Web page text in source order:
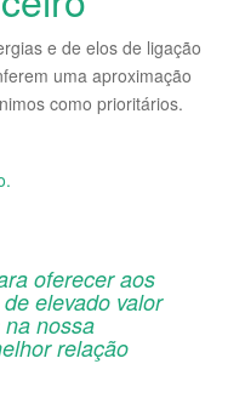
e de elos de ligação
uma aproximação
como prioritários.
oferecer aos
elevado valor
nossa
relação